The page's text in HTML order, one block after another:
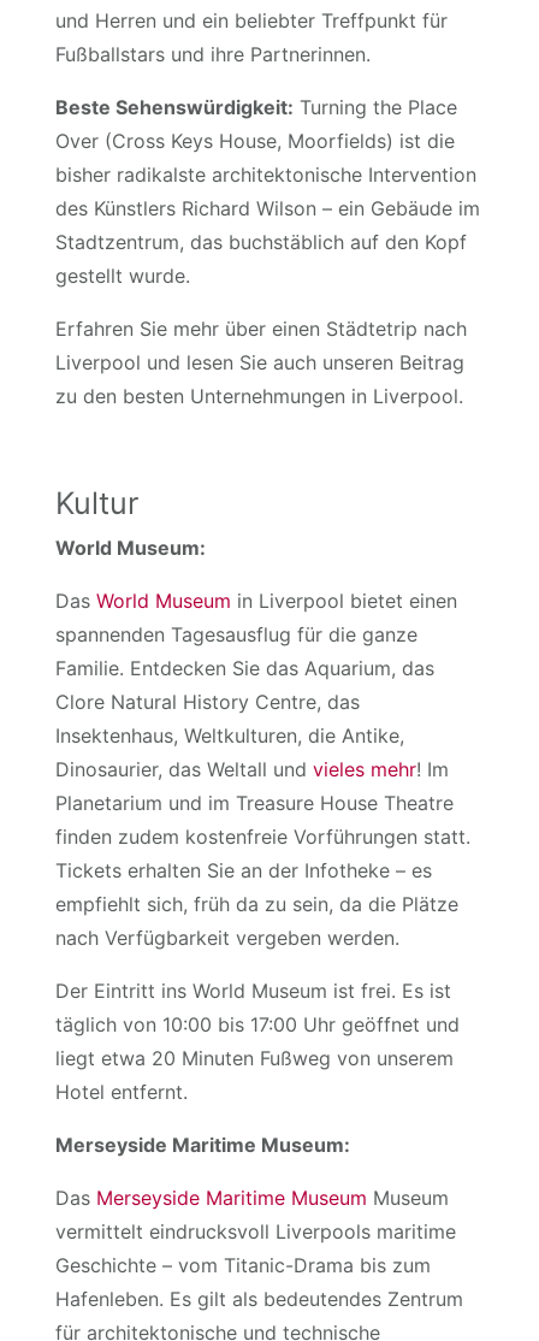
und Herren und ein beliebter Treffpunkt für
Fußballstars und ihre Partnerinnen.
Beste Sehenswürdigkeit: Turning the Place
Over (Cross Keys House, Moorfields) ist die
bisher radikalste architektonische Intervention
des Künstlers Richard Wilson – ein Gebäude im
Stadtzentrum, das buchstäblich auf den Kopf
gestellt wurde.
Erfahren Sie mehr über einen Städtetrip nach
Liverpool und lesen Sie auch unseren Beitrag
zu den besten Unternehmungen in Liverpool.
Kultur
World Museum:
DasWorld Museum in Liverpool bietet einen
spannenden Tagesausflug für die ganze
Familie. Entdecken Sie das Aquarium, das
Clore Natural History Centre, das
Insektenhaus, Weltkulturen, die Antike,
Dinosaurier, das Weltall undvieles mehr! Im
Planetarium und im Treasure House Theatre
finden zudem kostenfreie Vorführungen statt.
Tickets erhalten Sie an der Infotheke – es
empfiehlt sich, früh da zu sein, da die Plätze
nach Verfügbarkeit vergeben werden.
Der Eintritt ins World Museum ist frei. Es ist
täglich von 10:00 bis 17:00 Uhr geöffnet und
liegt etwa 20 Minuten Fußweg von unserem
Hotel entfernt.
Merseyside Maritime Museum:
Das Merseyside Maritime Museum Museum
vermittelt eindrucksvoll Liverpools maritime
Geschichte – vom Titanic-Drama bis zum
Hafenleben. Es gilt als bedeutendes Zentrum
für architektonische und technische